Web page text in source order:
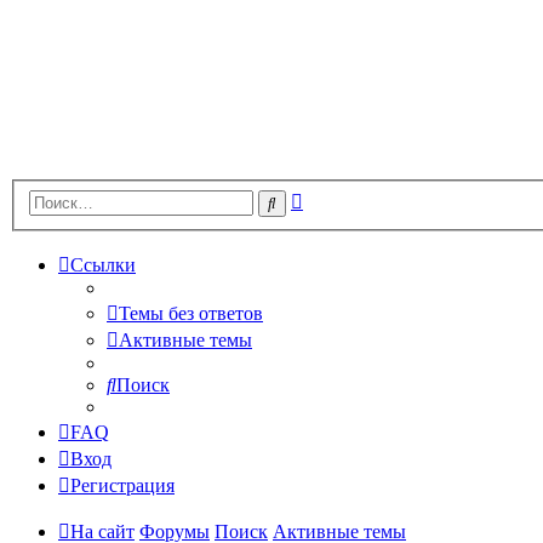
Поиск
Ссылки
Темы без ответов
Активные темы
Поиск
FAQ
Вход
Регистрация
На сайт Форумы Поиск Активные темы